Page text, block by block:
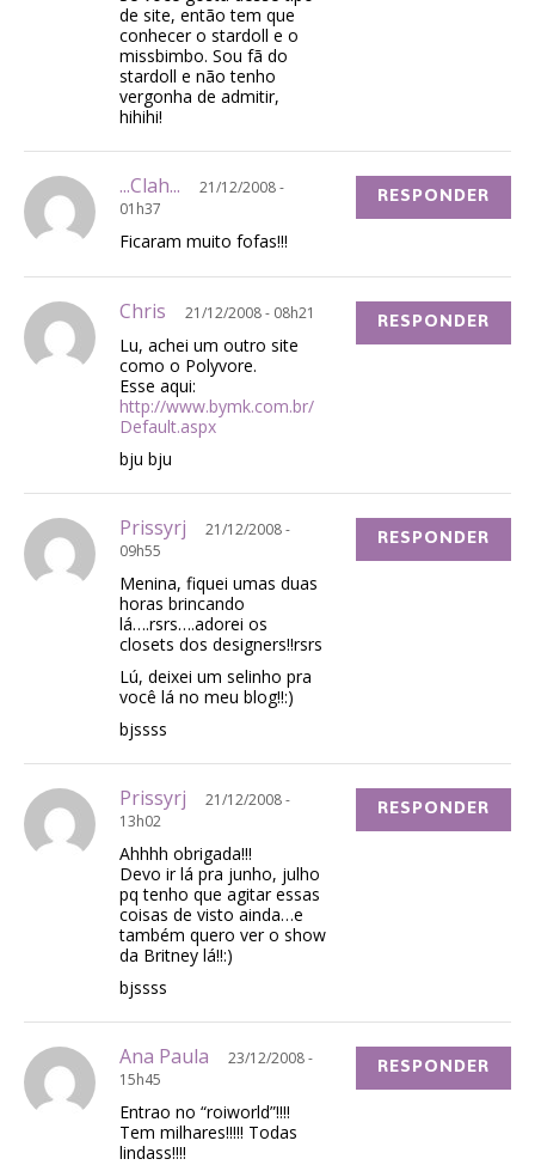
de site, então tem que
conhecer o stardoll e o
missbimbo. Sou fã do
stardoll e não tenho
vergonha de admitir,
hihihi!
...Clah...
21/12/2008 -
01h37
Ficaram muito fofas!!!
RESPONDER
Chris 21/12/2008 - 08h21
Lu, achei um outro site
como o Polyvore.
Esse aqui:
http://www.bymk.com.br/
Default.aspx
bju bju
RESPONDER
Prissyrj
21/12/2008 -
09h55
Menina, fiquei umas duas
horas brincando
lá….rsrs….adorei os
closets dos designers!!rsrs
Lú, deixei um selinho pra
você lá no meu blog!!:)
bjssss
RESPONDER
Prissyrj
21/12/2008 -
13h02
Ahhhh obrigada!!!
Devo ir lá pra junho, julho
pq tenho que agitar essas
coisas de visto ainda…e
também quero ver o show
da Britney lá!!:)
bjssss
RESPONDER
Ana Paula
23/12/2008 -
15h45
Entrao no “roiworld”!!!!
Tem milhares!!!!! Todas
lindass!!!!
RESPONDER